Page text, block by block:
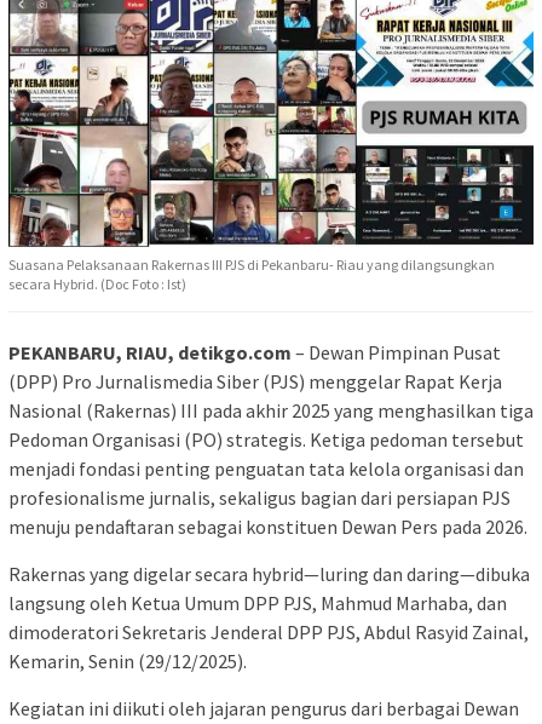
Suasana Pelaksanaan Rakernas III PJS di Pekanbaru- Riau yang dilangsungkan
secara Hybrid. (Doc Foto : Ist)
PEKANBARU, RIAU, detikgo.com – Dewan Pimpinan Pusat
(DPP) Pro Jurnalismedia Siber (PJS) menggelar Rapat Kerja
Nasional (Rakernas) III pada akhir 2025 yang menghasilkan tiga
Pedoman Organisasi (PO) strategis. Ketiga pedoman tersebut
menjadi fondasi penting penguatan tata kelola organisasi dan
profesionalisme jurnalis, sekaligus bagian dari persiapan PJS
menuju pendaftaran sebagai konstituen Dewan Pers pada 2026.
Rakernas yang digelar secara hybrid—luring dan daring—dibuka
langsung oleh Ketua Umum DPP PJS, Mahmud Marhaba, dan
dimoderatori Sekretaris Jenderal DPP PJS, Abdul Rasyid Zainal,
Kemarin, Senin (29/12/2025).
Kegiatan ini diikuti oleh jajaran pengurus dari berbagai Dewan